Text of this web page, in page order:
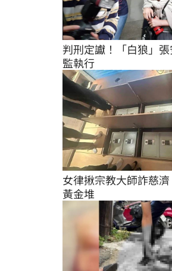
判刑定讞！「白狼」
監執行
女律揪宗教大師詐慈
黃金堆